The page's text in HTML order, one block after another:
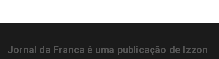
Jornal da Franca é uma publicação de Izzon